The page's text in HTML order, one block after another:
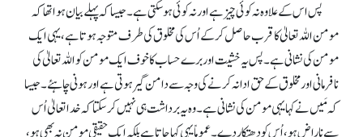
پس اس کے علاوہ نہ کوئی چیز ہے اور نہ کوئی ہو سکتی ہے۔ جیسا کہ پہلے بیان ہوا تھا کہ
مومن اللہ تعالیٰ کا قرب حاصل کر کے اُس کی مخلوق کی طرف متوجہ ہوتا ہے، یہی ایک
مومن کی نشانی ہے۔ پس یہ خشیت اور برے حساب کا خوف ایک مومن کو اللہ تعالیٰ کی
نافرمانی اور مخلوق کے حق ادا نہ کرنے کی وجہ سے دامن گیر ہوتی ہے اور ہونی چاہئے۔ جیسا
کہ مَیں نے کہا یہی مومن کی نشانی ہے۔ وہ یہ برداشت ہی نہیں کر سکتا کہ خدا تعالیٰ اُس